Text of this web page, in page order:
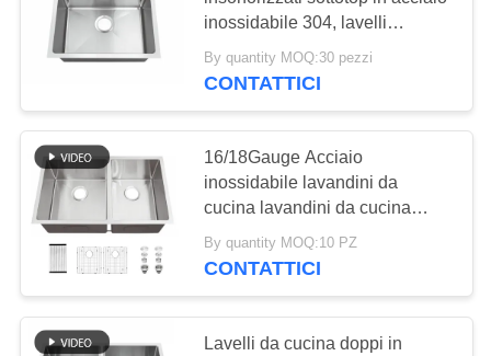
CIRCA
NOI
GIRO
DELLA
FABBRICA
CONTROLLO
DI
QUALITÀ
grembiule
Lavandino di cucina
superiore
dell'acciaio
inossidabile del
supporto
46
inossidabile 304, lavelli
quadrati fatti a mano su misura
per uso domestico, fregaderos
By quantity MOQ:30 pezzi
CONTATTICI
16/18Gauge Acciaio
inossidabile lavandini da
cucina lavandini da cucina
Sus304 finitura spazzolata
32x19 pollici lavandino a
By quantity MOQ:10 PZ
CONTATTICI
Lavelli da cucina doppi in